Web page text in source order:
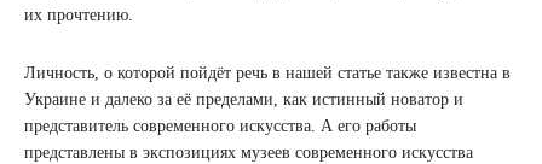
их прочтению.
Личность, о которой пойдёт речь в нашей статье также известна в
Украине и далеко за её пределами, как истинный новатор и
представитель современного искусства. А его работы
представлены в экспозициях музеев современного искусства